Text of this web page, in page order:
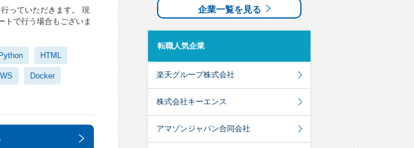
っていただきます。 現
トで行う場合もございま
Python HTML
Docker
企業一覧を見る
転職人気企業
楽天グループ株式会社
株式会社キーエンス
アマゾンジャパン合同会社